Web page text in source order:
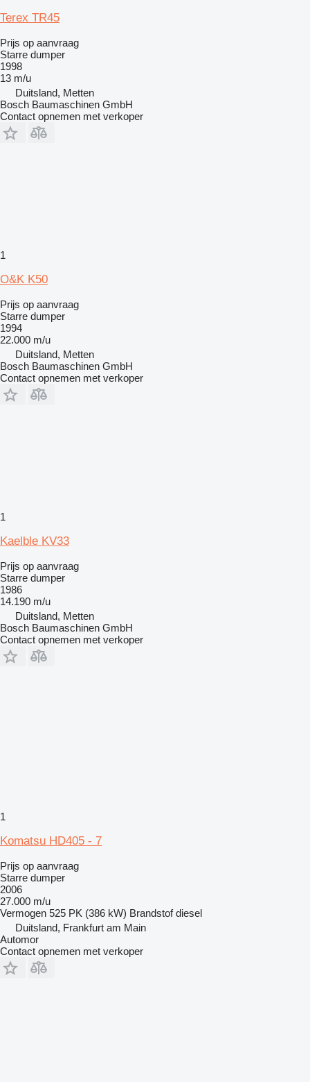
Terex TR45
Prijs op aanvraag
Starre dumper
1998
13 m/u
Duitsland, Metten
Bosch Baumaschinen GmbH
Contact opnemen met verkoper
1
O&K K50
Prijs op aanvraag
Starre dumper
1994
22.000 m/u
Duitsland, Metten
Bosch Baumaschinen GmbH
Contact opnemen met verkoper
1
Kaelble KV33
Prijs op aanvraag
Starre dumper
1986
14.190 m/u
Duitsland, Metten
Bosch Baumaschinen GmbH
Contact opnemen met verkoper
1
Komatsu HD405 - 7
Prijs op aanvraag
Starre dumper
2006
27.000 m/u
Vermogen 525 PK (386 kW) Brandstof diesel
Duitsland, Frankfurt am Main
Automor
Contact opnemen met verkoper